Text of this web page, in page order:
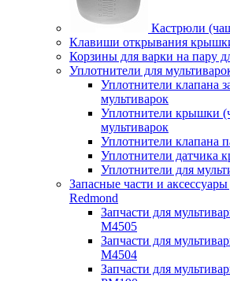
Кастрюли
Клавиши открывания
Корзины для варки на пару
Уплотнители для
Уплотнители клапана
мультиварок
Уплотнители крышки
мультиварок
Уплотнители клапана
Уплотнители датчика
Уплотнители для
Запасные части и
Redmond
Запчасти для
M4505
Запчасти для
M4504
Запчасти для